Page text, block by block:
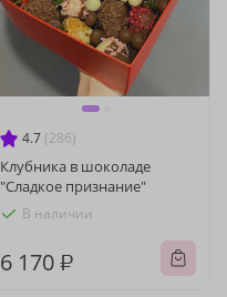
4.7 (286)
Клубника в шоколаде
"Сладкое признание"
В наличии
6 170 ₽